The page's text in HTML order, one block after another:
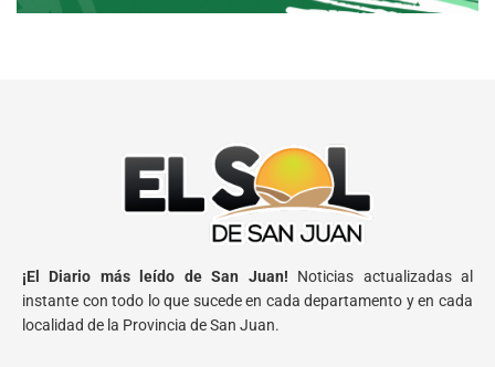
¡El Diario más leído de San Juan! Noticias actualizadas al
instante con todo lo que sucede en cada departamento y en cada
localidad de la Provincia de San Juan.